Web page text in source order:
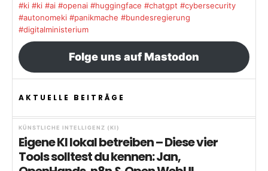
#ki #ki #ai #openai #huggingface #chatgpt #cybersecurity
#autonomeki #panikmache #bundesregierung
#digitalministerium
Folge uns auf Mastodon
AKTUELLE BEITRÄGE
KÜNSTLICHE INTELLIGENZ (KI)
Eigene KI lokal betreiben – Diese vier
Tools solltest du kennen: Jan,